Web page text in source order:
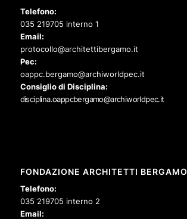
Telefono:
035 219705 interno 1
Email:
protocollo@architettibergamo.it
Pec:
oappc.bergamo@archiworldpec.it
Consiglio di Disciplina:
disciplina.oappcbergamo@archiworldpec.it
FONDAZIONE ARCHITETTI BERGAMO
Telefono:
035 219705 interno 2
Email: